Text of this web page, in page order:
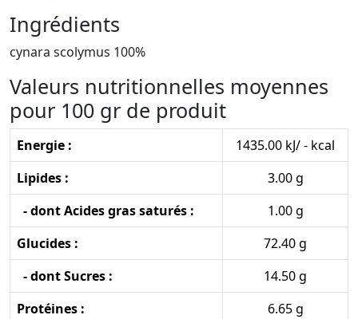
Ingrédients
cynara scolymus 100%
Valeurs nutritionnelles moyennes
pour 100 gr de produit
Energie :
1435.00 kJ/ - kcal
Lipides :
3.00 g
- dont Acides gras saturés :
1.00 g
Glucides :
72.40 g
- dont Sucres :
14.50 g
Protéines :
6.65 g